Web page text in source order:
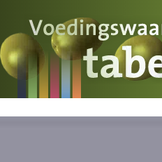
Voedingswaarde
Wat is wat?